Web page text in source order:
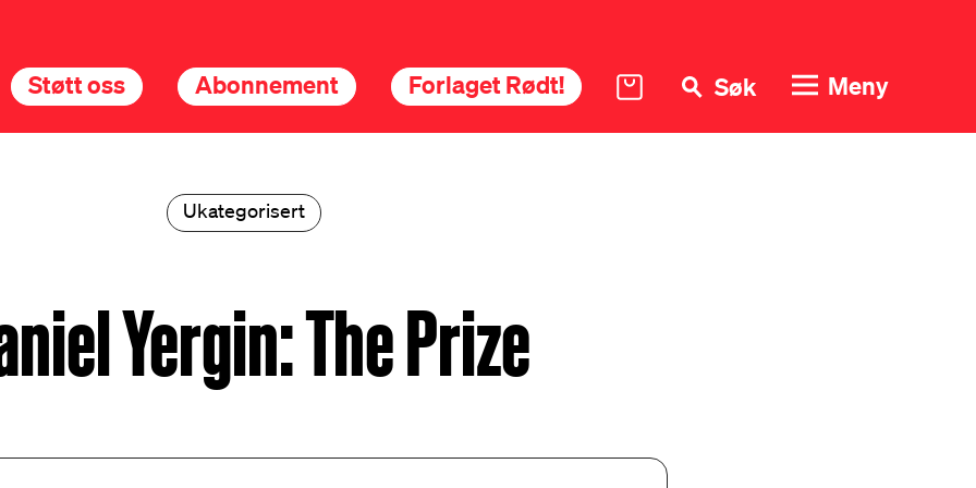
Støtt oss Abonnement Forlaget Rødt! Søk Meny
Ukategorisert
Yergin: The Prize